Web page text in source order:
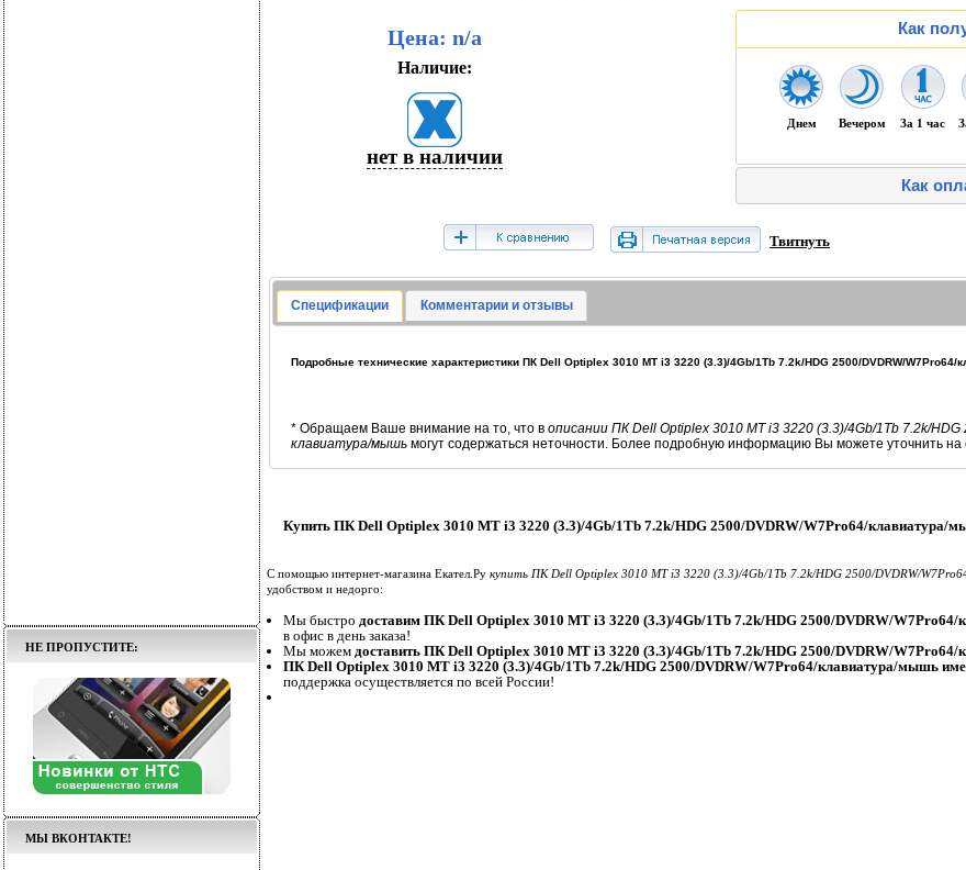
НЕ ПРОПУСТИТЕ:
МЫ ВКОНТАКТЕ!
Цена: n/a
Наличие:
нет в наличии
Как
Днем Вечером За 1 час
Как
Твитнуть
Спецификации Комментарии и отзывы
Подробные технические характеристики ПК Dell Optiplex 3010 MT i3 3220 (3.3)/4Gb/1Tb 7.2k/HDG 2500/DVDRW/W7Pro64/
* Обращаем Ваше внимание на то, что вописании ПК Dell Optiplex 3010 MT i3 3220 (3.3)/4Gb/1Tb 7.2k/HDG
клавиатура/мышь могут содержаться неточности. Более подробную информацию Вы можете уточнить на
Купить ПК Dell Optiplex 3010 MT i3 3220 (3.3)/4Gb/1Tb 7.2k/HDG 2500/DVDRW/W7Pro64/клавиатура/
С помощью интернет-магазина Екател.Ру купить ПК Dell Optiplex 3010 MT i3 3220 (3.3)/4Gb/1Tb 7.2k/HDG 2500/DVDRW/
удобством и недорго:
Мы быстро доставим ПК Dell Optiplex 3010 MT i3 3220 (3.3)/4Gb/1Tb 7.2k/HDG 2500/DVDRW/
в офис в день заказа!
Мы можем доставить ПК Dell Optiplex 3010 MT i3 3220 (3.3)/4Gb/1Tb 7.2k/HDG 2500/DVDRW/
ПК Dell Optiplex 3010 MT i3 3220 (3.3)/4Gb/1Tb 7.2k/HDG 2500/DVDRW/W7Pro64/клавиатура/мышь
поддержка осуществляется по всей России!